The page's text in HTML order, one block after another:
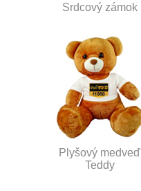
Srdcový zámok
Plyšový medveď
Teddy